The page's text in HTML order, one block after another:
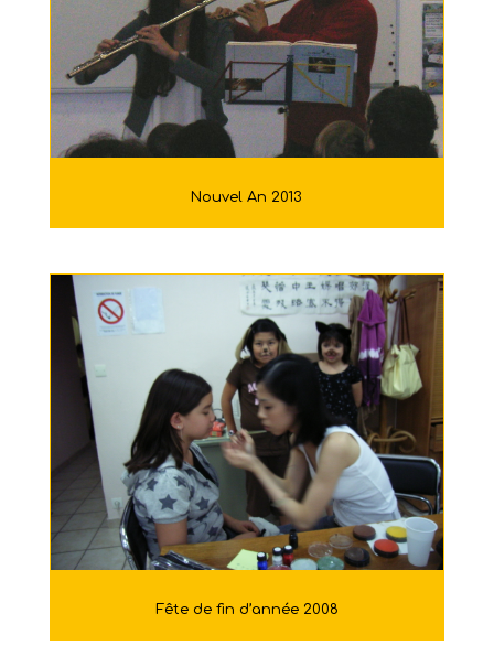
Nouvel An 2013
Fête de fin d’année 2008